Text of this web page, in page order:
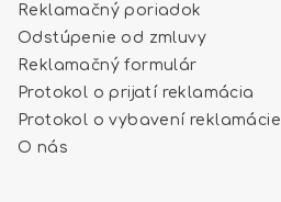
Reklamačný poriadok
Odstúpenie od zmluvy
Reklamačný formulár
Protokol o prijatí reklamácia
Protokol o vybavení reklamácie
O nás